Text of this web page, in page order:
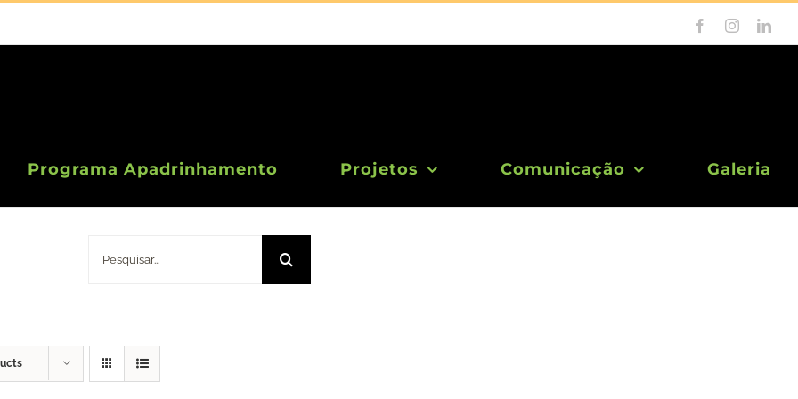
FacebookInstagram
Programa Apadrinhamento Projetos Comunicação Galeria